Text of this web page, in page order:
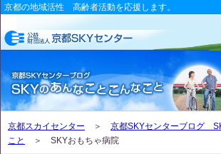
京都の地域活性 高齢者活動を応援します。
京都スカイセンター ＞ 京都SKYセンターブログ
こと
＞ SKYおもちゃ病院